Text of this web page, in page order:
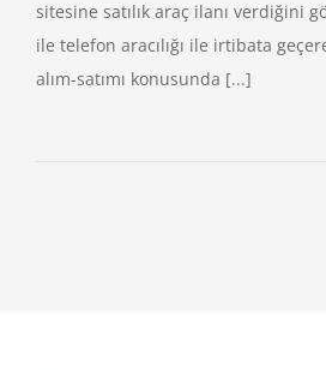
sitesine satılık araç ilanı verdiğini
ile telefon aracılığı ile irtibata
alım-satımı konusunda [...]